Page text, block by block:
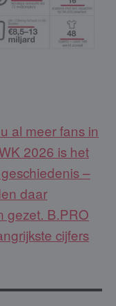
al meer fans in
2026 is het
–
daar
gezet. B.PRO
cijfers